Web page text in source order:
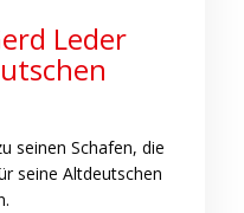
Leder
seinen Schafen, die
seine Altdeutschen